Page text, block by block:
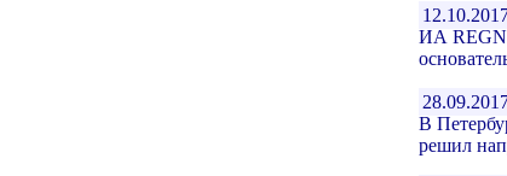
ИА
В
решил